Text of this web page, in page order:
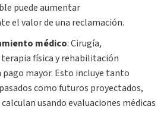
puede aumentar
el valor de una reclamación.
médico:Cirugía,
física y rehabilitación
mayor. Esto incluye tanto
como futuros proyectados,
usando evaluaciones médicas